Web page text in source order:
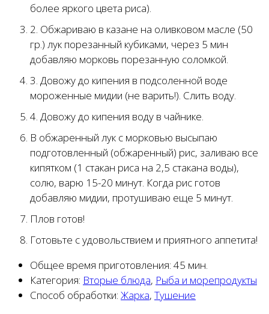
более яркого цвета риса).
2. Обжариваю в казане на оливковом масле (50
гр.) лук порезанный кубиками, через 5 мин
добавляю морковь порезанную соломкой.
3. Довожу до кипения в подсоленной воде
мороженные мидии (не варить!). Слить воду.
4. Довожу до кипения воду в чайнике.
В обжаренный лук с морковью высыпаю
подготовленный (обжаренный) рис, заливаю все
кипятком (1 стакан риса на 2,5 стакана воды),
солю, варю 15-20 минут. Когда рис готов
добавляю мидии, протушиваю еще 5 минут.
Плов готов!
Готовьте с удовольствием и приятного аппетита!
Общее время приготовления: 45 мин.
Категория: Вторые блюда, Рыба и морепродукты
Способ обработки: Жарка, Тушение